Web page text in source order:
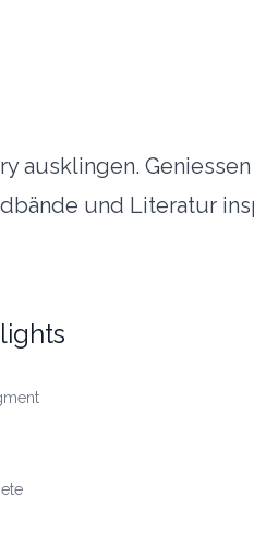
ausklingen.
und Literatur